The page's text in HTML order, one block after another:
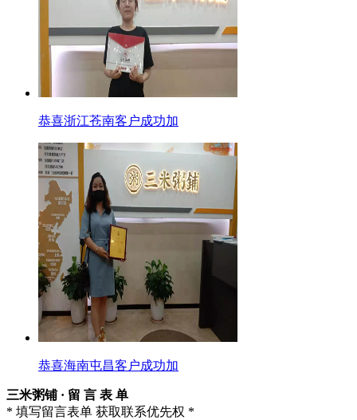
恭喜浙江苍南客户成功加
恭喜海南屯昌客户成功加
三米粥铺 · 留 言 表 单
* 填写留言表单 获取联系优先权 *